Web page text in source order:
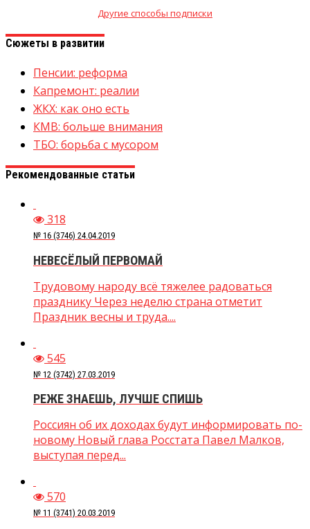
Другие способы подписки
Сюжеты в развитии
Пенсии: реформа
Капремонт: реалии
ЖКХ: как оно есть
КМВ: больше внимания
ТБО: борьба с мусором
Рекомендованные статьи
318
№ 16 (3746) 24.04.2019
НЕВЕСЁЛЫЙ ПЕРВОМАЙ
Трудовому народу всё тяжелее радоваться
празднику Через неделю страна отметит
Праздник весны и труда....
545
№ 12 (3742) 27.03.2019
РЕЖЕ ЗНАЕШЬ, ЛУЧШЕ СПИШЬ
Россиян об их доходах будут информировать по-
новому Новый глава Росстата Павел Малков,
выступая перед...
570
№ 11 (3741) 20.03.2019